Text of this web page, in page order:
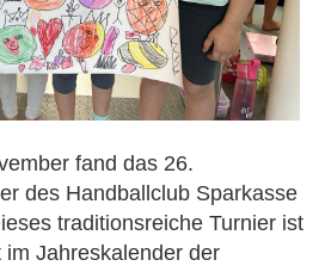
fand das 26.
des Handballclub Sparkasse
traditionsreiche Turnier ist
Jahreskalender der